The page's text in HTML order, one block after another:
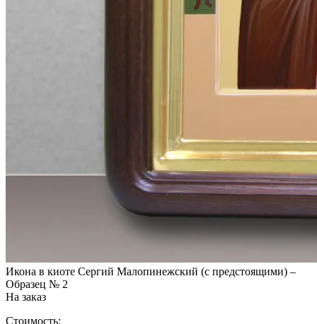
Икона в киоте Сергий Малопинежский (с предстоящими) –
Образец № 2
На заказ
Стоимость: